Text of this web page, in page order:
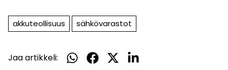
akkuteollisuus sähkövarastot
Jaa artikkeli:
Jaa
Jaa
Jaa
Jaa